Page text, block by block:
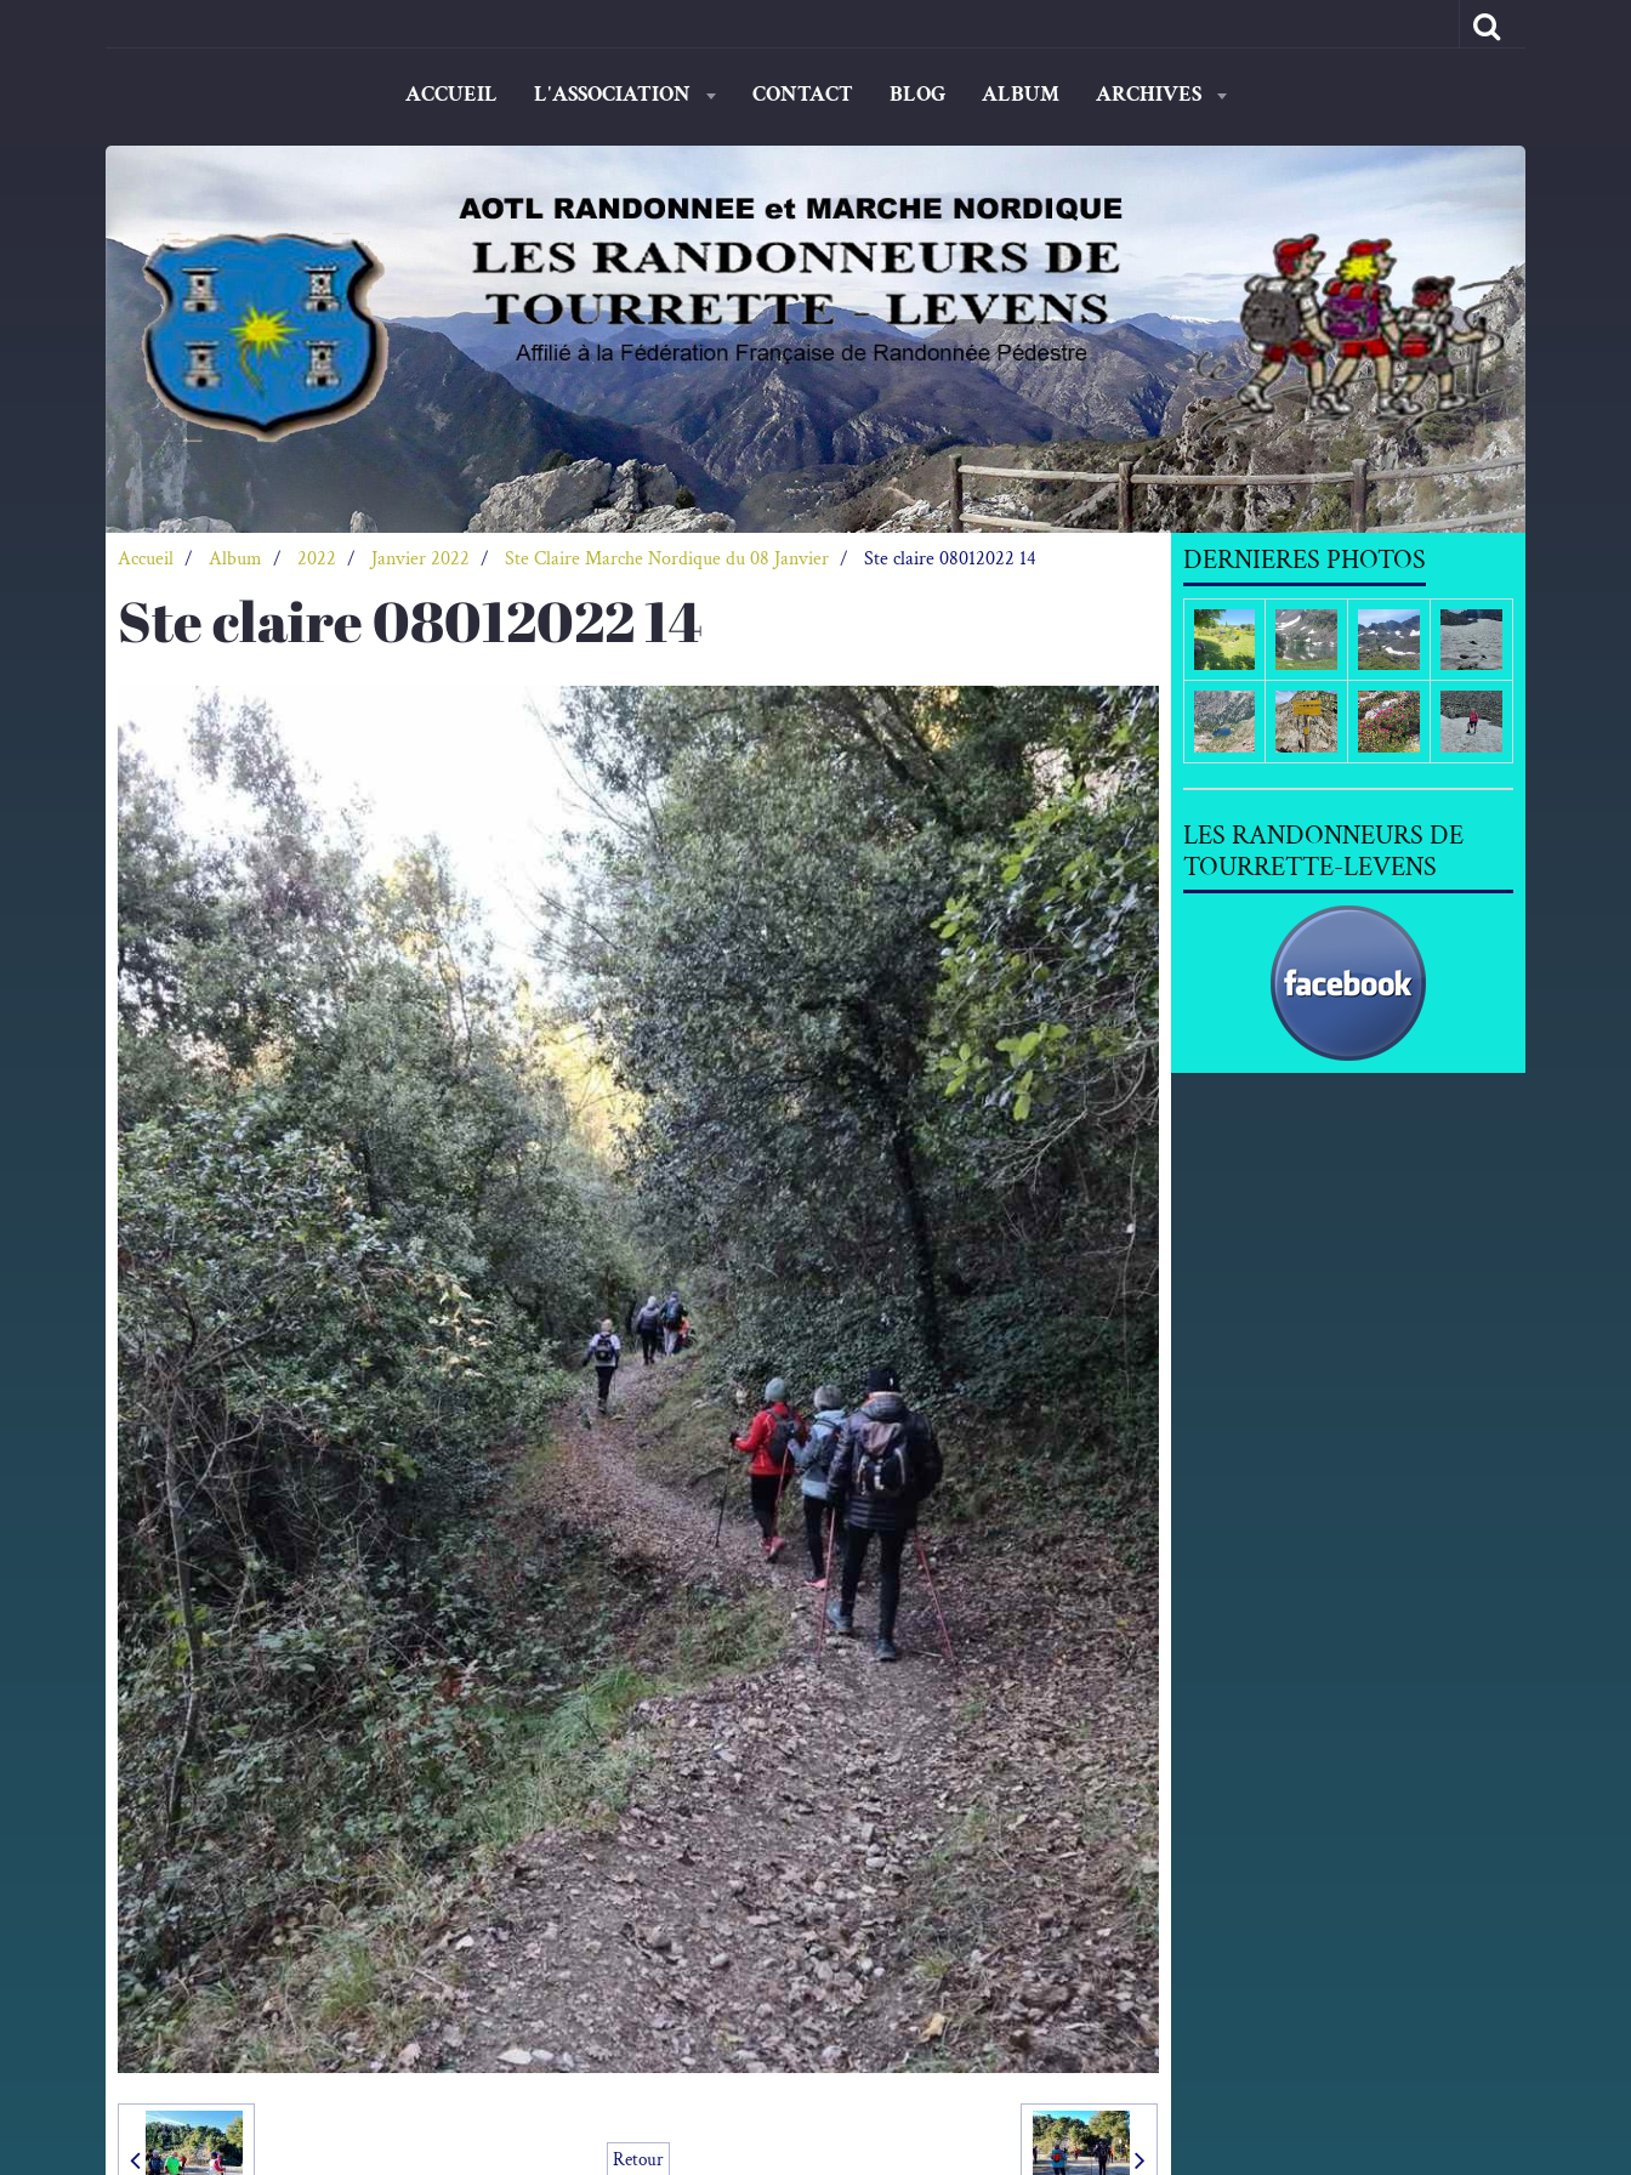
ACCUEIL L'ASSOCIATION CONTACT BLOG ALBUM ARCHIVES
Accueil Album 2022 Janvier 2022 Ste Claire Marche Nordique du 08 Janvier Ste claire 08012022 14
Ste claire 08012022 14
Retour
DERNIERES PHOTOS
LES RANDONNEURS DE
TOURRETTE-LEVENS